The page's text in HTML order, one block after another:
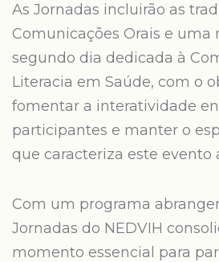
As Jornadas incluirão as
Comunicações Orais e uma
segundo dia dedicada à
Literacia em Saúde, com o
fomentar a interatividade
participantes e manter o
que caracteriza este evento
Com um programa
Jornadas do NEDVIH
momento essencial para